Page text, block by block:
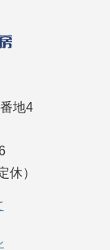
番地4
休）